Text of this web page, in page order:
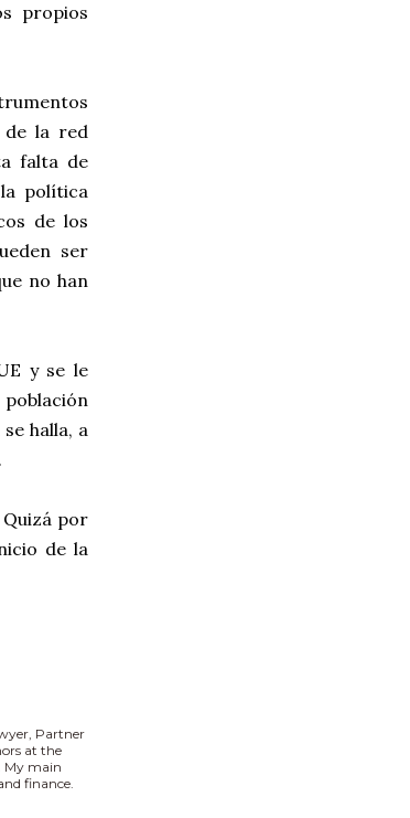
propios
de la red
falta de
política
de los
ser
no han
y se le
halla, a
por
de la
Partner
at the
My main
finance.